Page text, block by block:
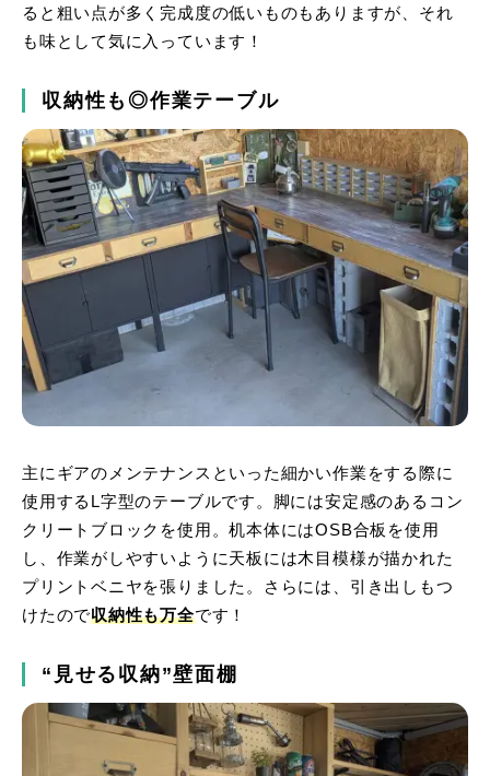
ると粗い点が多く完成度の低いものもありますが、それ
も味として気に入っています！
収納性も◎作業テーブル
主にギアのメンテナンスといった細かい作業をする際に
使用するL字型のテーブルです。脚には安定感のあるコン
クリートブロックを使用。机本体にはOSB合板を使用
し、作業がしやすいように天板には木目模様が描かれた
プリントベニヤを張りました。さらには、引き出しもつ
けたので収納性も万全です！
“見せる収納”壁面棚